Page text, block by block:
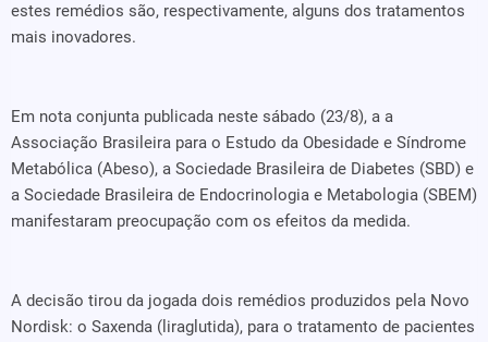
estes remédios são, respectivamente, alguns dos tratamentos
mais inovadores.
Em nota conjunta publicada neste sábado (23/8), a a
Associação Brasileira para o Estudo da Obesidade e Síndrome
Metabólica (Abeso), a Sociedade Brasileira de Diabetes (SBD) e
a Sociedade Brasileira de Endocrinologia e Metabologia (SBEM)
manifestaram preocupação com os efeitos da medida.
A decisão tirou da jogada dois remédios produzidos pela Novo
Nordisk: o Saxenda (liraglutida), para o tratamento de pacientes